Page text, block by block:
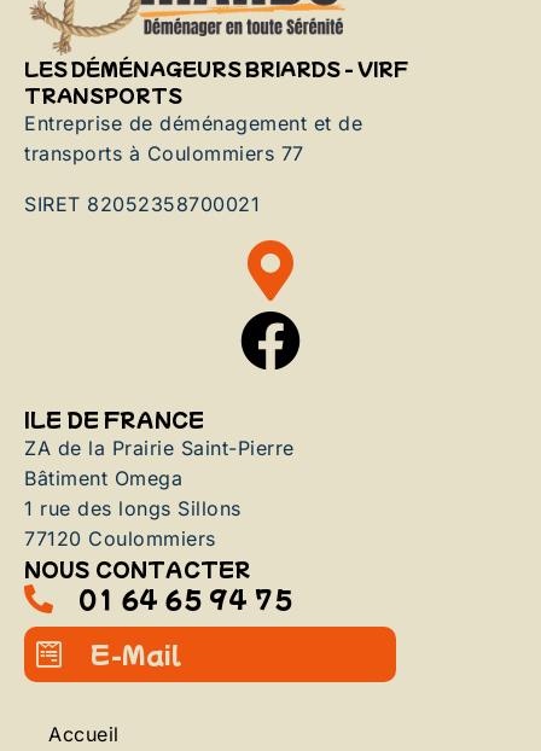
LES DÉMÉNAGEURS BRIARDS - VIRF
TRANSPORTS
Entreprise de déménagement et de
transports à Coulommiers 77
SIRET 82052358700021
ILE DE FRANCE
ZA de la Prairie Saint-Pierre
Bâtiment Omega
1 rue des longs Sillons
77120 Coulommiers
NOUS CONTACTER
01 64 65 94 75
E-Mail
Accueil